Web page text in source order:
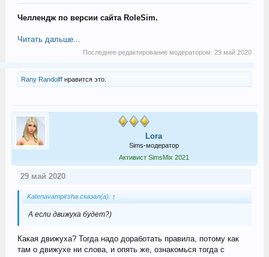
Челлендж по версии сайта RoleSim.
Читать дальше...
Последнее редактирование модератором:29 май 2020
Rany Randolffнравится это.
Lora
Sims-модератор
Активист SimsMix 2021
29 май 2020
Katenavampirsha сказал(а): ↑
А если движуха будет?)
Какая движуха? Тогда надо доработать правила, потому как
там о движухе ни слова, и опять же, ознакомься тогда с